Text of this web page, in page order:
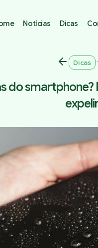
Notícias Dicas
Dicas
do